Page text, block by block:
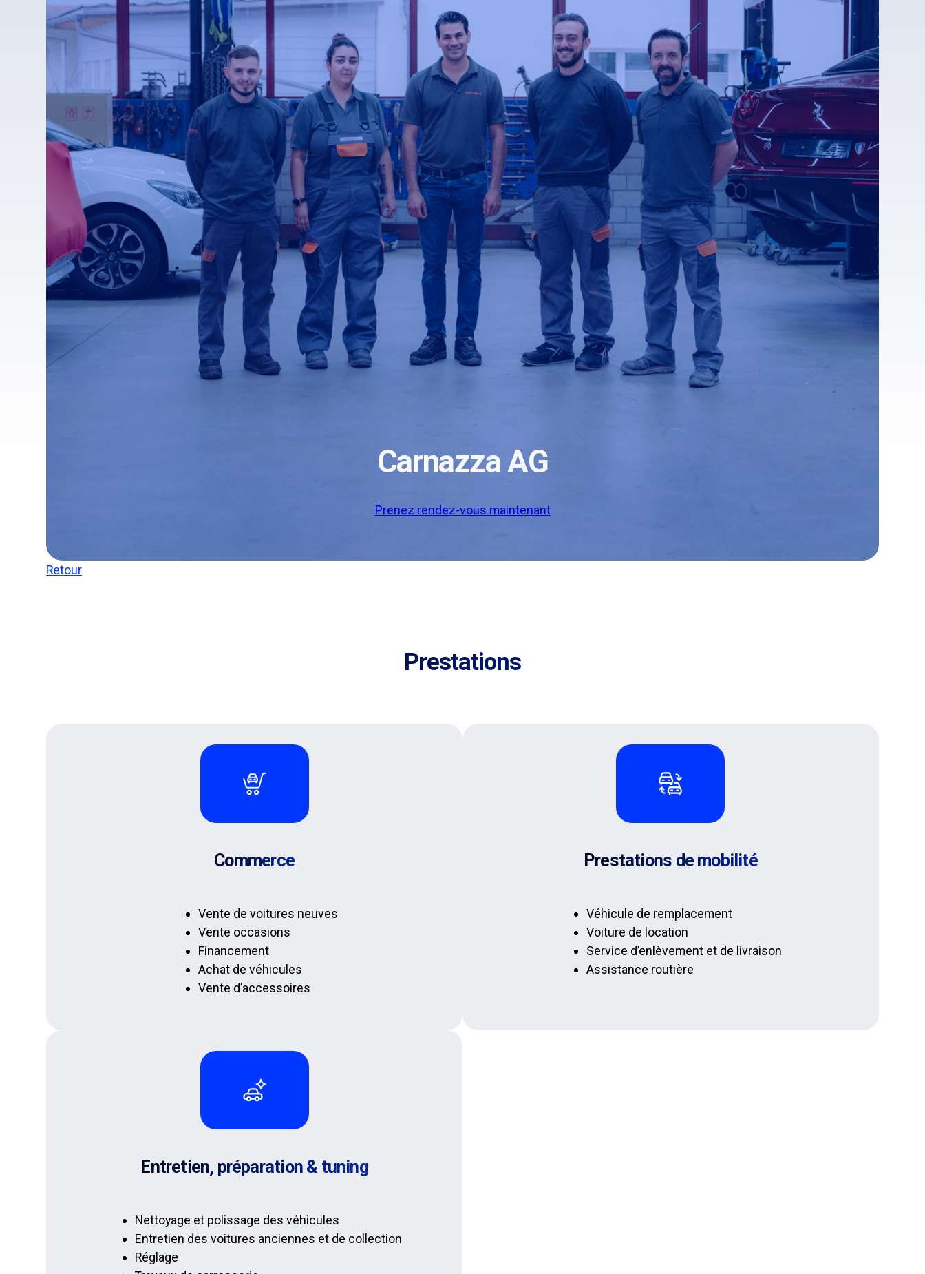
Carnazza AG
Prenez rendez-vous maintenant
Retour
Prestations
Commerce
Vente de voitures neuves
Vente occasions
Financement
Achat de véhicules
Vente d’accessoires
Prestations de mobilité
Véhicule de remplacement
Voiture de location
Service d’enlèvement et de livraison
Assistance routière
Entretien, préparation & tuning
Nettoyage et polissage des véhicules
Entretien des voitures anciennes et de collection
Réglage